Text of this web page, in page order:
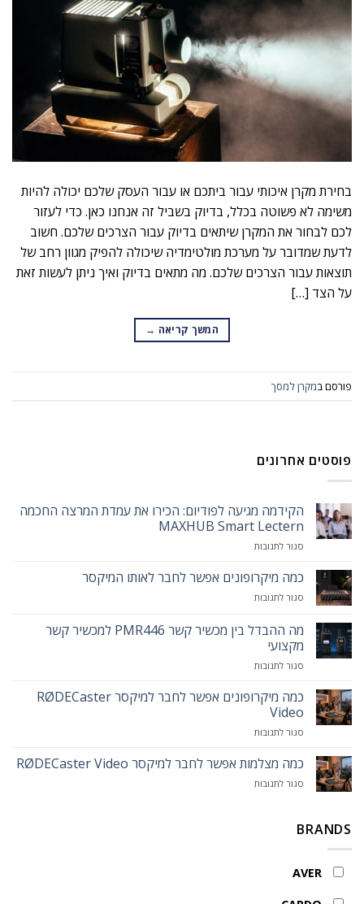
בחירת מקרן איכותי עבור ביתכם או עבור העסק שלכם יכולה להיות
משימה לא פשוטה בכלל, בדיוק בשביל זה אנחנו כאן. כדי לעזור
לכם לבחור את המקרן שיתאים בדיוק עבור הצרכים שלכם. חשוב
לדעת שמדובר על מערכת מולטימדיה שיכולה להפיק מגוון רחב של
תוצאות עבור הצרכים שלכם. מה מתאים בדיוק ואיך ניתן לעשות זאת
על הצד […]
המשך קריאה →
פורסם במקרן למסך
פוסטים אחרונים
הקידמה מגיעה לפודיום: הכירו את עמדת המרצה החכמה
MAXHUB Smart Lectern
סגור לתגובותעל
מגיעה
הכירו
עמדת
המרצה
MAXHUB
Lectern
כמה מיקרופונים אפשר לחבר לאותו המיקסר
סגור לתגובותעל
מיקרופונים
אפשר
לאותו
מה ההבדל בין מכשיר קשר PMR446 למכשיר קשר
מקצועי
סגור לתגובותעל
ההבדל
קשר
למכשיר
מקצועי
כמה מיקרופונים אפשר לחבר למיקסר RØDECaster
Video
סגור לתגובותעל
מיקרופונים
לחבר
כמה מצלמות אפשר לחבר למיקסר RØDECaster Video
סגור לתגובותעל
BRANDS
AVER